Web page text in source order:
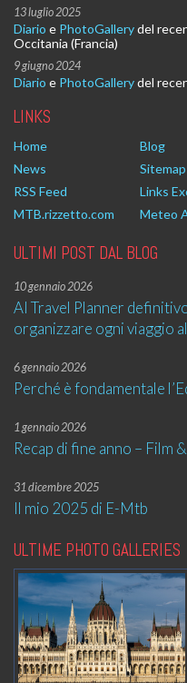
13 luglio 2025
Diario e PhotoGallerydel
Occitania (Francia)
9 giugno 2024
Diario e PhotoGallerydel
LINKS
Home Blog
News
Sitemap
RSS Feed
Links
MTB.rizzetto.com
Meteo
ULTIMI POST DAL BLOG
10 gennaio 2026
AI Travel Planner
organizzare ogni viaggio
6 gennaio 2026
Perché è fondamentale
1 gennaio 2026
Recap di fine anno – Film
31 dicembre 2025
Il mio 2025 di E-Mtb
ULTIME PHOTO GALLERIES